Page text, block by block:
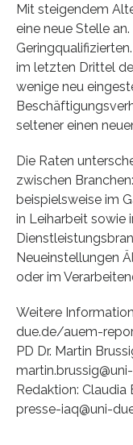
Mit steigendem
eine neue Stelle
im letzten Drittel
wenige neu
seltener einen
Die Raten
zwischen
beispielsweise im
in Leiharbeit sowie
Neueinstellungen
oder im
Weitere
due.de/auem-
PD Dr. Martin
Redaktion: Claudia
presse-iaq@uni-